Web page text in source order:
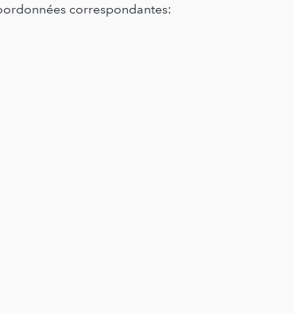
correspondantes: